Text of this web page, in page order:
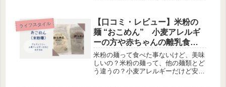
シニヨンメーカーMとは？真ん中の空
洞に髪の毛を通して巻いて止めるだ
け...
ライフスタイル
【口コミ・レビュー】米粉の
麺 “おこめん” 小麦アレルギ
ーの方や赤ちゃんの離乳食に
おすすめ！
米粉の麺って食べた事ないけど、美味
しいの？米粉の麺って、他の麺類とど
う違うの？小麦アレルギーだけど安心